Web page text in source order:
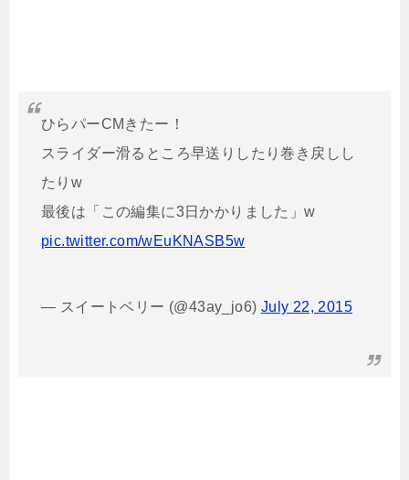
ひらパーCMきたー！
スライダー滑るところ早送りしたり巻き戻しし
たりw
最後は「この編集に3日かかりました」w
pic.twitter.com/wEuKNASB5w
— スイートベリー (@43ay_jo6) July 22, 2015